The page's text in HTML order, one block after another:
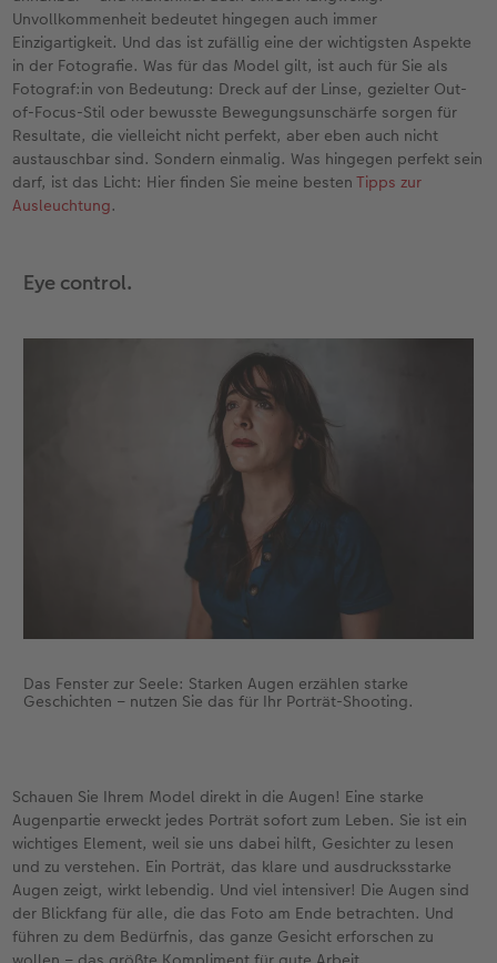
Unvollkommenheit bedeutet hingegen auch immer
Einzigartigkeit. Und das ist zufällig eine der wichtigsten Aspekte
in der Fotografie. Was für das Model gilt, ist auch für Sie als
Fotograf:in von Bedeutung: Dreck auf der Linse, gezielter Out-
of-Focus-Stil oder bewusste Bewegungsunschärfe sorgen für
Resultate, die vielleicht nicht perfekt, aber eben auch nicht
austauschbar sind. Sondern einmalig. Was hingegen perfekt sein
darf, ist das Licht: Hier finden Sie meine bestenTipps zur
Ausleuchtung.
Eye control.
Das Fenster zur Seele: Starken Augen erzählen starke
Geschichten – nutzen Sie das für Ihr Porträt-Shooting.
Schauen Sie Ihrem Model direkt in die Augen! Eine starke
Augenpartie erweckt jedes Porträt sofort zum Leben. Sie ist ein
wichtiges Element, weil sie uns dabei hilft, Gesichter zu lesen
und zu verstehen. Ein Porträt, das klare und ausdrucksstarke
Augen zeigt, wirkt lebendig. Und viel intensiver! Die Augen sind
der Blickfang für alle, die das Foto am Ende betrachten. Und
führen zu dem Bedürfnis, das ganze Gesicht erforschen zu